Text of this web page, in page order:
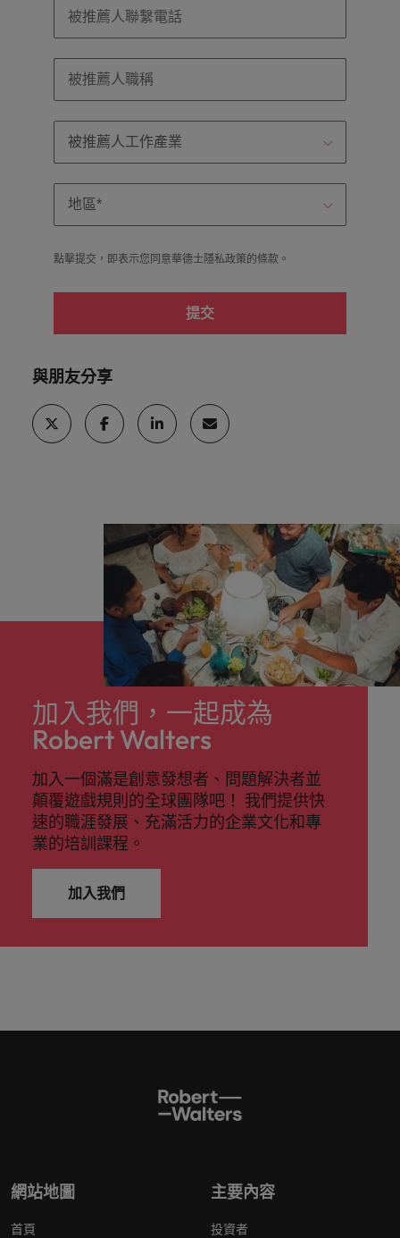
點擊提交，即表示您同意華德士隱私政策的條款 。
提交
與朋友分享
加入我們，一起成為
Robert Walters
加入一個滿是創意發想者、問題解決者並
顛覆遊戲規則的全球團隊吧！ 我們提供快
速的職涯發展、充滿活力的企業文化和專
業的培訓課程。
加入我們
網站地圖
首頁
主要內容
投資者